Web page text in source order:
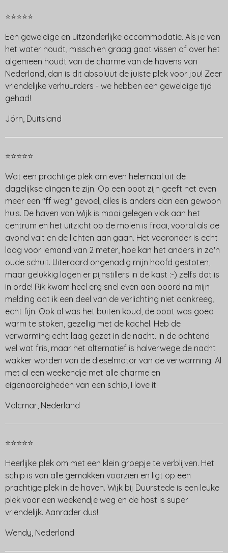
⭐⭐⭐⭐⭐
Een geweldige en uitzonderlijke accommodatie. Als je van
het water houdt, misschien graag gaat vissen of over het
algemeen houdt van de charme van de havens van
Nederland, dan is dit absoluut de juiste plek voor jou! Zeer
vriendelijke verhuurders - we hebben een geweldige tijd
gehad!
Jörn, Duitsland
⭐⭐⭐⭐⭐
Wat een prachtige plek om even helemaal uit de
dagelijkse dingen te zijn. Op een boot zijn geeft net even
meer een "ff weg" gevoel; alles is anders dan een gewoon
huis. De haven van Wijk is mooi gelegen vlak aan het
centrum en het uitzicht op de molen is fraai, vooral als de
avond valt en de lichten aan gaan. Het vooronder is echt
laag voor iemand van 2 meter, hoe kan het anders in zo'n
oude schuit. Uiteraard ongenadig mijn hoofd gestoten,
maar gelukkig lagen er pijnstillers in de kast :-) zelfs dat is
in orde! Rik kwam heel erg snel even aan boord na mijn
melding dat ik een deel van de verlichting niet aankreeg,
echt fijn. Ook al was het buiten koud, de boot was goed
warm te stoken, gezellig met de kachel. Heb de
verwarming echt laag gezet in de nacht. In de ochtend
wel wat fris, maar het alternatief is halverwege de nacht
wakker worden van de dieselmotor van de verwarming. Al
met al een weekendje met alle charme en
eigenaardigheden van een schip, I love it!
Volcmar, Nederland
⭐⭐⭐⭐⭐
Heerlijke plek om met een klein groepje te verblijven. Het
schip is van alle gemakken voorzien en ligt op een
prachtige plek in de haven. Wijk bij Duurstede is een leuke
plek voor een weekendje weg en de host is super
vriendelijk. Aanrader dus!
Wendy, Nederland